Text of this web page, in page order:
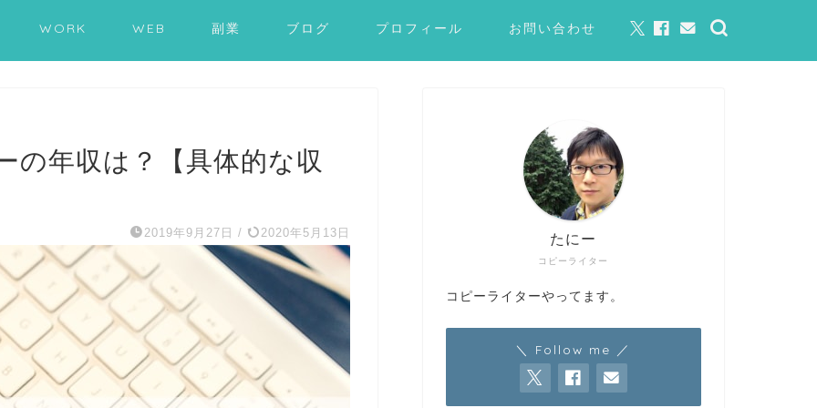
WORK WEB 副業 ブログ プロフィール お問い合わせ
の年収は？【具体的な収
2019年9月27日 / 2020年5月13日
コピーライター
たにー
コピーライターやってます。
＼ Follow me ／